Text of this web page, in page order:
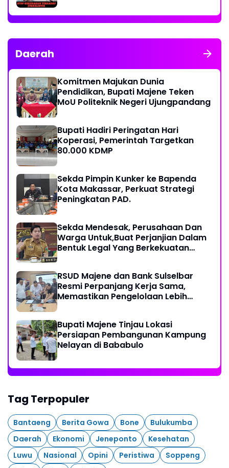
KERAS KINERJA POLRI!
Daerah
Komitmen Majukan Dunia
Pendidikan, Bupati Majene Teken
MoU Politeknik Negeri Ujungpandang
Bupati Hadiri Peringatan Hari
Koperasi, Pemerintah Targetkan
80.000 KDMP
Sekda Pimpin Kunker ke Bapenda
Kota Makassar, Perkuat Strategi
Peningkatan PAD.
Sekda Mendesak, Perusahaan Dan
Warga Untuk,Buat Perjanjian Dalam
Bentuk Legal Yang Berkekuatan
RSUD Majene dan Bank Sulselbar
Resmi Perpanjang Kerja Sama,
Memastikan Pengelolaan Lebih
Bupati Majene Tinjau Lokasi
Persiapan Pembangunan Kampung
Nelayan di Bababulo
Tag Terpopuler
Bantaeng Berita Gowa Bone
Bulukumba
Daerah
Ekonomi Jeneponto
Kesehatan
Luwu
Nasional Opini Peristiwa
Soppeng